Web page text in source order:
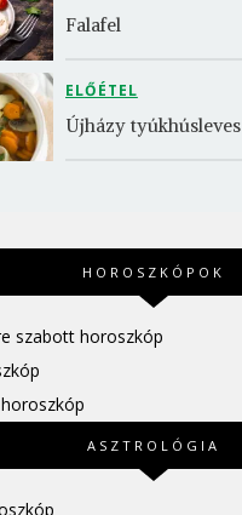
Falafel
ELŐÉTEL
Újházy tyúkhúsleves
HOROSZKÓPOK
szabott horoszkóp
ASZTROLÓGIA